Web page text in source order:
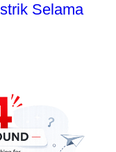
Selama